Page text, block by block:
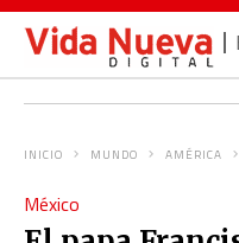
INICIO MUNDO AMÉRICA
México